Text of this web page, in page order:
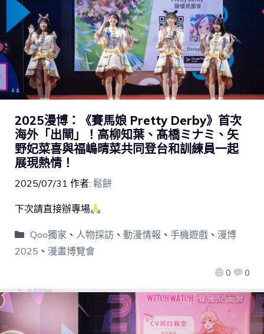
2025漫博：《賽馬娘 Pretty Derby》首次
海外「出閘」！高柳知葉、髙橋ミナミ、矢
野妃菜喜與福嶋晴菜共同登台和訓練員一起
展現熱情！
2025/07/31 作者: 鬆餅
0 0
下次請直接辦專場
Qoo獨家 、 人物採訪、 動漫情報 、 手機遊戲、 漫博
2025 、 漫畫博覽會